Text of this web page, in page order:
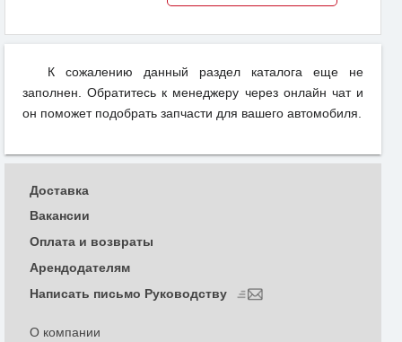
К сожалению данный раздел каталога еще не
заполнен. Обратитесь к менеджеру через онлайн чат и
он поможет подобрать запчасти для вашего автомобиля.
О компании
Доставка
Вакансии
Оплата и возвраты
Арендодателям
Написать письмо Руководству